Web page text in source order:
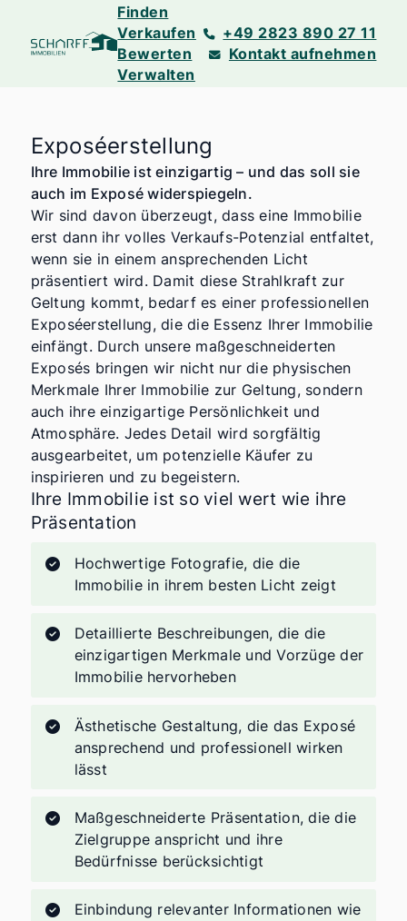
Finden
Verkaufen
Bewerten
Verwalten
+49 2823 890 27 11
Kontakt aufnehmen
Exposéerstellung
Ihre Immobilie ist einzigartig – und das soll sie
auch im Exposé widerspiegeln.
Wir sind davon überzeugt, dass eine Immobilie
erst dann ihr volles Verkaufs-Potenzial entfaltet,
wenn sie in einem ansprechenden Licht
präsentiert wird. Damit diese Strahlkraft zur
Geltung kommt, bedarf es einer professionellen
Exposéerstellung, die die Essenz Ihrer Immobilie
einfängt. Durch unsere maßgeschneiderten
Exposés bringen wir nicht nur die physischen
Merkmale Ihrer Immobilie zur Geltung, sondern
auch ihre einzigartige Persönlichkeit und
Atmosphäre. Jedes Detail wird sorgfältig
ausgearbeitet, um potenzielle Käufer zu
inspirieren und zu begeistern.
Ihre Immobilie ist so viel wert wie ihre
Präsentation
Hochwertige Fotografie, die die
Immobilie in ihrem besten Licht zeigt
Detaillierte Beschreibungen, die die
einzigartigen Merkmale und Vorzüge der
Immobilie hervorheben
Ästhetische Gestaltung, die das Exposé
ansprechend und professionell wirken
lässt
Maßgeschneiderte Präsentation, die die
Zielgruppe anspricht und ihre
Bedürfnisse berücksichtigt
Einbindung relevanter Informationen wie